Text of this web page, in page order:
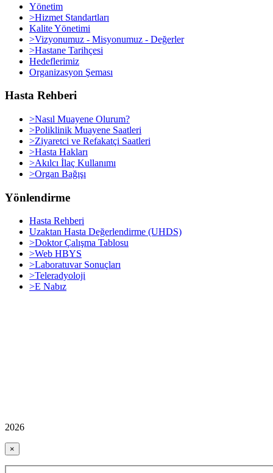
Yönetim
>Hizmet Standartları
Kalite Yönetimi
>Vizyonumuz - Misyonumuz - Değerler
>Hastane Tarihçesi
Hedeflerimiz
Organizasyon Şeması
Hasta Rehberi
>Nasıl Muayene Olurum?
>Poliklinik Muayene Saatleri
>Ziyaretci ve Refakatçi Saatleri
>Hasta Hakları
>Akılcı İlaç Kullanımı
>Organ Bağışı
Yönlendirme
Hasta Rehberi
Uzaktan Hasta Değerlendirme (UHDS)
>Doktor Çalışma Tablosu
>Web HBYS
>Laboratuvar Sonuçları
>Teleradyoloji
>E Nabız
2026
×